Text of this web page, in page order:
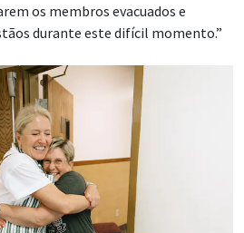
os membros evacuados e
durante este difícil momento.”